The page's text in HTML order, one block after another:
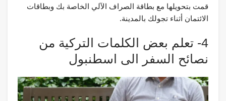
قمت بتحويلها مع بطاقة الصراف الآلي الخاصة بك وبطاقات
الائتمان أثناء تجولك بالمدينة.
4- تعلم بعض الكلمات التركية من
نصائح السفر الى اسطنبول